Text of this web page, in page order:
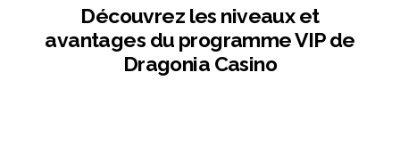
Découvrez les niveaux et
avantages du programme VIP de
Dragonia Casino